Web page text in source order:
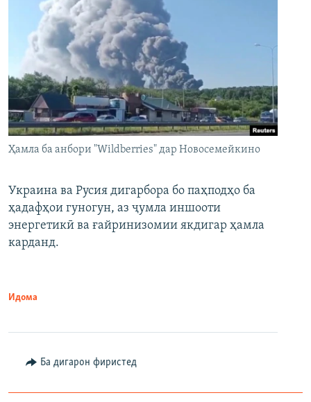
Ҳамла ба анбори "Wildberries" дар Новосемейкино
Украина ва Русия дигарбора бо паҳподҳо ба
ҳадафҳои гуногун, аз ҷумла иншооти
энергетикӣ ва ғайринизомии якдигар ҳамла
карданд.
Идома
Ба дигарон фиристед